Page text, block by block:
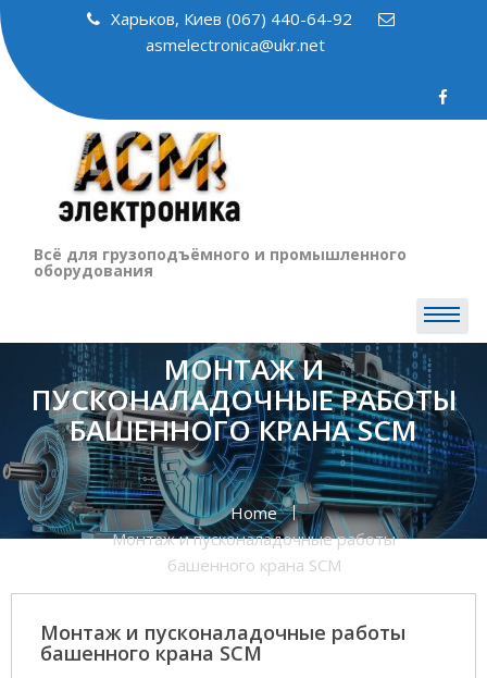
Skip
to
content
Харьков, Киев (067) 440-64-92
asmelectronica@ukr.net
Всё для грузоподъёмного и промышленного
оборудования
МОНТАЖ И
ПУСКОНАЛАДОЧНЫЕ РАБОТЫ
БАШЕННОГО КРАНА SCM
Home
Монтаж и пусконаладочные работы
башенного крана SCM
Монтаж и пусконаладочные работы
башенного крана SCM